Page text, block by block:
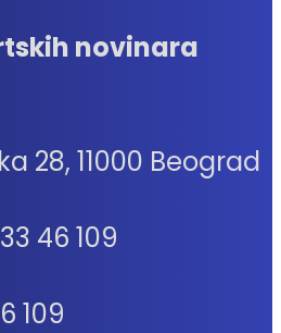
novinara
28, 11000 Beograd
46 109
109